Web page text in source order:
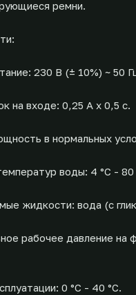
ремни.
230 В (± 10%) ~ 50
на входе: 0,25 А х 0,5 с.
в нормальных
воды: 4 °C - 80
жидкости: вода (с
рабочее давление на
0 °C - 40 °C.